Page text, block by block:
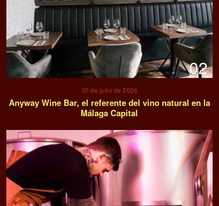
02
30 de julio de 2026
Anyway Wine Bar, el referente del vino natural en la
Málaga Capital